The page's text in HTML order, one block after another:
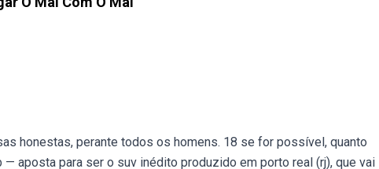
honestas, perante todos os homens. 18 se for possível, quanto
aposta para ser o suv inédito produzido em porto real (rj), que vai